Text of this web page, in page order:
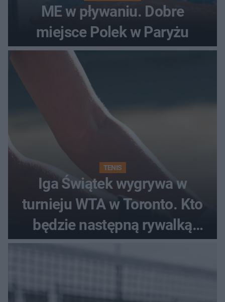
ME w pływaniu. Dobre
miejsce Polek w Paryżu
TENIS
Iga Świątek wygrywa w
turnieju WTA w Toronto. Kto
będzie następną rywalką
Polki?